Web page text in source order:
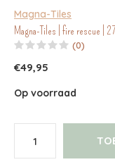
Magna-Tiles
Magna-Tiles | fire rescue |
(0)
€49,95
Op voorraad